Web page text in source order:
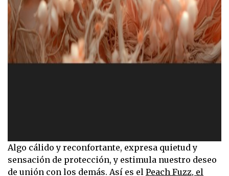
Algo cálido y reconfortante, expresa quietud y
sensación de protección, y estimula nuestro deseo
de unión con los demás. Así es el Peach Fuzz, el